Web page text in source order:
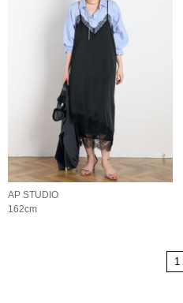
AP STUDIO
162cm
1